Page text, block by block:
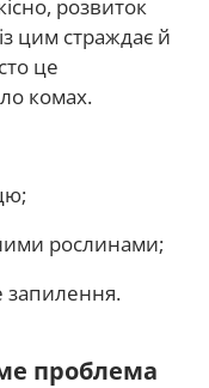
розвиток
цим страждає й
це
комах.
рослинами;
запилення.
проблема